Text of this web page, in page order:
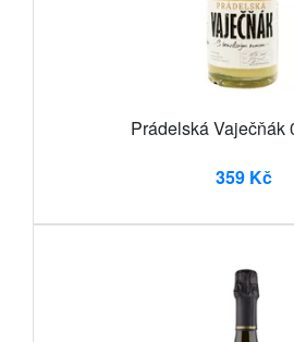
Prádelská Vaječňák
359 Kč